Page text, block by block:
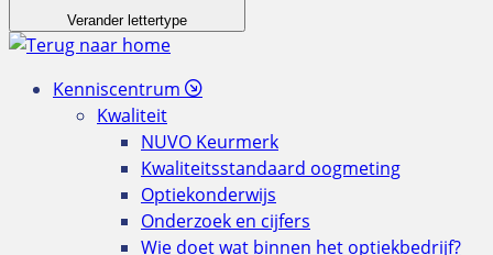
Verander lettertype
Kenniscentrum
Kwaliteit
NUVO Keurmerk
Kwaliteitsstandaard oogmeting
Optiekonderwijs
Onderzoek en cijfers
Wie doet wat binnen het optiekbedrijf?